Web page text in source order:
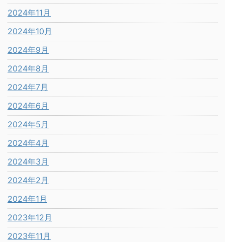
2024年11月
2024年10月
2024年9月
2024年8月
2024年7月
2024年6月
2024年5月
2024年4月
2024年3月
2024年2月
2024年1月
2023年12月
2023年11月